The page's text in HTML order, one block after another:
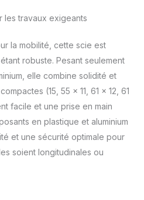
les travaux exigeants
la mobilité, cette scie est
robuste. Pesant seulement
elle combine solidité et
(15, 55 x 11, 61 x 12, 61
facile et une prise en main
en plastique et aluminium
et une sécurité optimale pour
soient longitudinales ou